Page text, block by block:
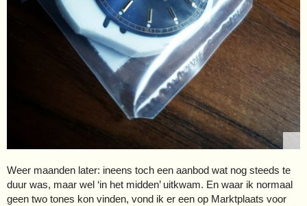
Weer maanden later: ineens toch een aanbod wat nog steeds te
duur was, maar wel ‘in het midden’ uitkwam. En waar ik normaal
geen two tones kon vinden, vond ik er een op Marktplaats voor